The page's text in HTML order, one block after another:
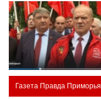
Газета Правда Приморья